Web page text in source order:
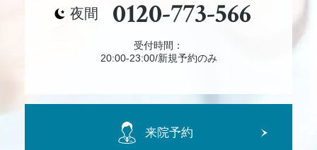
夜間 0120-773-566
受付時間：
20:00-23:00/新規予約のみ
来院予約